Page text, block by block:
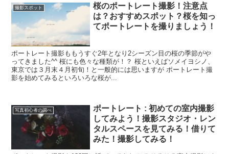
撮影スポット
桜のポートレート撮影！注意点
は？おすすめスポット？桜を知っ
てポートレートを撮りましょう！
ポートレート撮影ももうすぐ2年となり2シーズン目の桜の季節がや
ってきました^^ 桜にも色々な種類が！？ 桜といえばソメイヨシノ、
東京では３月末４月初旬！と一般的には思いますが ポートレート撮
影を始めてみるといろいろな桜が...
写真初心者の調べ
ポートレート : 初めての室内撮影
してみよう！撮影スタジオ・レン
タルスペースを見てみる！借りて
みた！撮影してみる！